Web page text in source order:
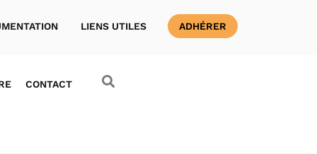
LIENS UTILES ADHÉRER
CONTACT